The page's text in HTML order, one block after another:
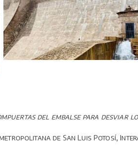
de
la
presa
San
José.
del embalse para desviar
de San Luis Potosí,